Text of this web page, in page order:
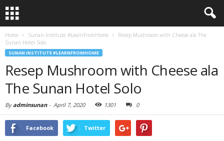
Home Sunan Institute #LearnFromHome
Resep Mushroom with Cheese ala The
Sunan Hotel Solo
SUNAN INSTITUTE #LEARNFROMHOME
Resep Mushroom with Cheese ala
The Sunan Hotel Solo
Byadminsunan- April 7, 2020 1301 0
Facebook Twitter